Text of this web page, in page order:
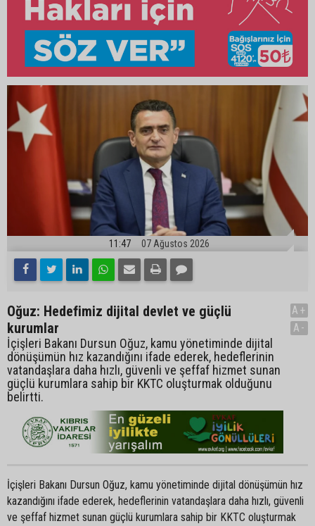
11:47 07 Ağustos 2026
Oğuz: Hedefimiz dijital devlet ve güçlü
kurumlar
İçişleri Bakanı Dursun Oğuz, kamu yönetiminde dijital
dönüşümün hız kazandığını ifade ederek, hedeflerinin
vatandaşlara daha hızlı, güvenli ve şeffaf hizmet sunan
güçlü kurumlara sahip bir KKTC oluşturmak olduğunu
belirtti.
A+
A-
İçişleri Bakanı Dursun Oğuz, kamu yönetiminde dijital dönüşümün hız
kazandığını ifade ederek, hedeflerinin vatandaşlara daha hızlı, güvenli
ve şeffaf hizmet sunan güçlü kurumlara sahip bir KKTC oluşturmak